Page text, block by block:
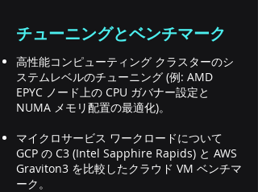
チューニングとベンチマーク
高性能コンピューティング クラスターのシ
ステムレベルのチューニング (例: AMD
EPYC ノード上の CPU ガバナー設定と
NUMA メモリ配置の最適化)。
マイクロサービス ワークロードについて
GCP の C3 (Intel Sapphire Rapids) と AWS
Graviton3 を比較したクラウド VM ベンチマ
ーク。